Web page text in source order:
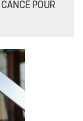
POUR